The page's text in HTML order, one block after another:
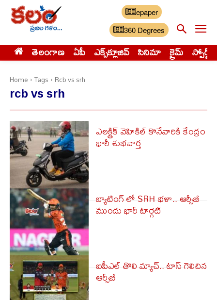
epaper
360 Degrees
తెలంగాణ ఏపీ ఎక్స్‌క్లూజివ్‌ సినిమా క్రైమ్ స్పోర్ట్స్
Home Tags Rcb vs srh
rcb vs srh
ఎలక్ట్రిక్ వెహికిల్ కొనేవారికి కేంద్రం
భారీ శుభవార్త
బ్యాటింగ్ లో SRH భళా.. ఆర్సీబీ
ముందు భారీ టార్గెట్
ఐపీఎల్ తొలి మ్యాచ్.. టాస్ గెలిచిన
ఆర్సీబీ